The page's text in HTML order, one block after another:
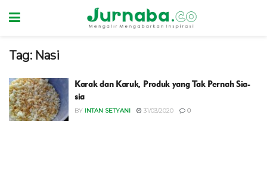
Tag: Nasi
Karak dan Karuk, Produk yang Tak Pernah Sia-
sia
BY INTAN SETYANI 31/03/2020 0